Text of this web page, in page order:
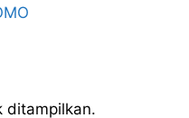
ditampilkan.